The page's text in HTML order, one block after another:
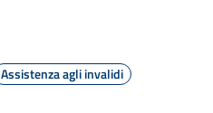
Assistenza agli invalidi